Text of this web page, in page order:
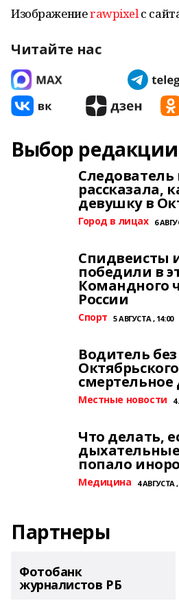
Изображениеrawpixelс
Читайте нас
Выбор редакции
рассказала,
девушку в
Город в лицах 6
Спидвеисты
победили в
Командного
России
Спорт 5 АВГУСТА , 14:00
Водитель
Местные новости
Что делать,
попало
Медицина 4 АВГУСТА ,
Партнеры
Фотобанк
журналистов РБ